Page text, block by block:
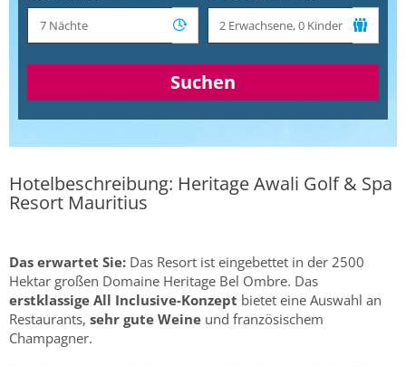
Suchen
Hotelbeschreibung: Heritage Awali Golf & Spa
Resort Mauritius
Das erwartet Sie: Das Resort ist eingebettet in der 2500
Hektar großen Domaine Heritage Bel Ombre. Das
erstklassige All Inclusive-Konzept bietet eine Auswahl an
Restaurants, sehr gute Weine und französischem
Champagner.